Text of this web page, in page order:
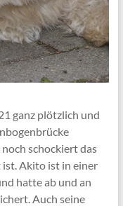
ganz plötzlich und
schockiert das
Akito ist in einer
hatte ab und an
Auch seine